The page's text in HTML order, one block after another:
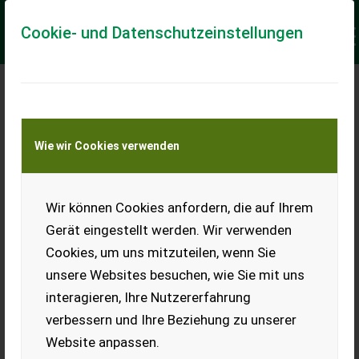
Cookie- und Datenschutzeinstellungen
Wie wir Cookies verwenden
Wir können Cookies anfordern, die auf Ihrem
Gerät eingestellt werden. Wir verwenden
Cookies, um uns mitzuteilen, wenn Sie
unsere Websites besuchen, wie Sie mit uns
interagieren, Ihre Nutzererfahrung
verbessern und Ihre Beziehung zu unserer
Website anpassen.
Meine Transportkostenanfrage
Transport von Land- und Baumaschinen –
KEINE Tiertransporte
Ladeort
Ort